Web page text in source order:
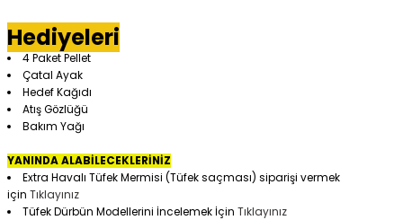
Hediyeleri
4 Paket Pellet
Çatal Ayak
Hedef Kağıdı
Atış Gözlüğü
Bakım Yağı
YANINDA ALABİLECEKLERİNİZ
Extra Havalı Tüfek Mermisi (Tüfek saçması) siparişi vermek
için Tıklayınız
Tüfek Dürbün Modellerini İncelemek İçin Tıklayınız